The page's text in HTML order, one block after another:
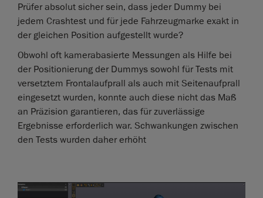
Prüfer absolut sicher sein, dass jeder Dummy bei
jedem Crashtest und für jede Fahrzeugmarke exakt in
der gleichen Position aufgestellt wurde?
Obwohl oft kamerabasierte Messungen als Hilfe bei
der Positionierung der Dummys sowohl für Tests mit
versetztem Frontalaufprall als auch mit Seitenaufprall
eingesetzt wurden, konnte auch diese nicht das Maß
an Präzision garantieren, das für zuverlässige
Ergebnisse erforderlich war. Schwankungen zwischen
den Tests wurden daher erhöht